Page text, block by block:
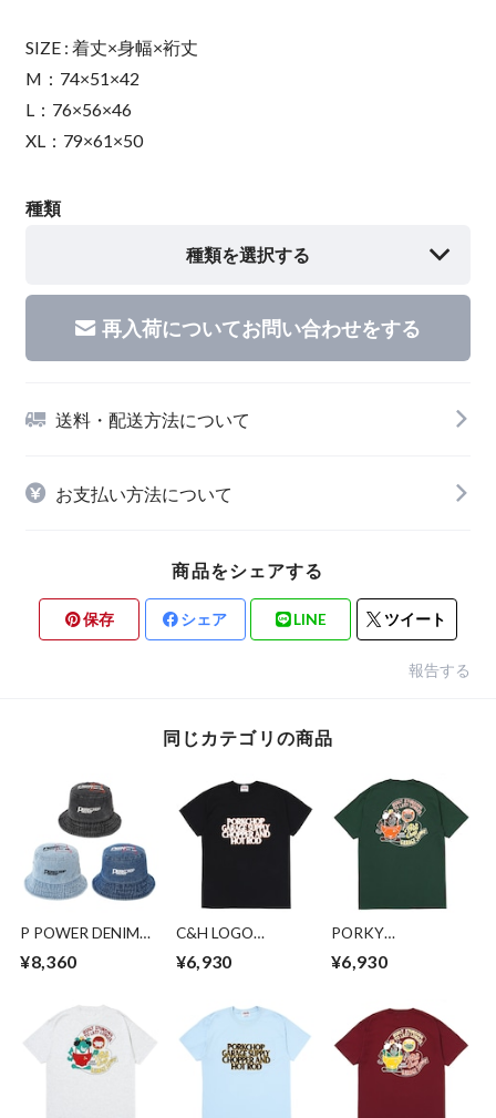
SIZE : 着丈×身幅×裄丈
M：74×51×42
L：76×56×46
XL：79×61×50
種類
種類を選択する
再入荷についてお問い合わせをする
送料・配送方法について
お支払い方法について
商品をシェアする
保存 シェア LINE ツイート
報告する
同じカテゴリの商品
P POWER DENIM
¥8,360
C&H LOGO
TEE/BLACK
¥6,930
PORKY
GREEN
¥6,930